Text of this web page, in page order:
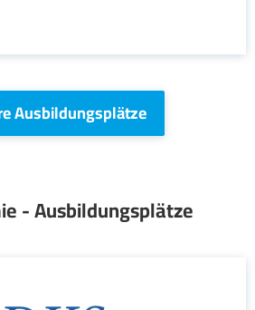
Ausbildungsplätze
- Ausbildungsplätze